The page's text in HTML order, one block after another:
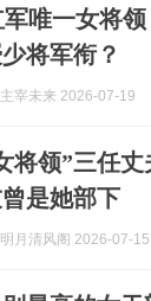
军唯一女将
将军衔？
主宰未来 2026-07-19
将领”三任
是她部下
明月清风阁 2026-07-15